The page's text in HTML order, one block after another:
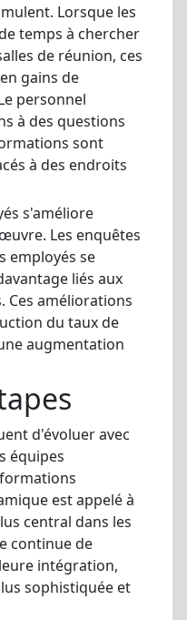
Lorsque les
temps à chercher
de réunion, ces
gains de
personnel
à des questions
sont
à des endroits
s'améliore
Les enquêtes
employés se
liés aux
Ces améliorations
du taux de
augmentation
d'évoluer avec
équipes
est appelé à
central dans les
continue de
intégration,
sophistiquée et